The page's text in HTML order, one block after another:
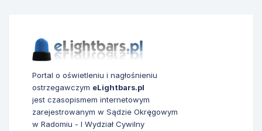
Portal o oświetleniu i nagłośnieniu
ostrzegawczym eLightbars.pl
jest czasopismem internetowym
zarejestrowanym w Sądzie Okręgowym
w Radomiu - I Wydział Cywilny